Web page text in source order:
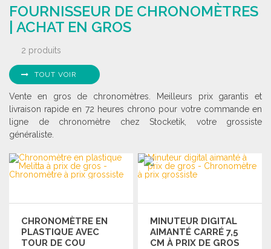
Demander un devis Demander un devis
FOURNISSEUR DE CHRONOMÈTRES
| ACHAT EN GROS
2 produits
TOUT VOIR
Vente en gros de chronomètres. Meilleurs prix garantis et
livraison rapide en 72 heures chrono pour votre commande en
ligne de chronomètre chez Stocketik, votre grossiste
généraliste.
CHRONOMÈTRE EN
PLASTIQUE AVEC
TOUR DE COU
MINUTEUR DIGITAL
AIMANTÉ CARRÉ 7,5
CM À PRIX DE GROS